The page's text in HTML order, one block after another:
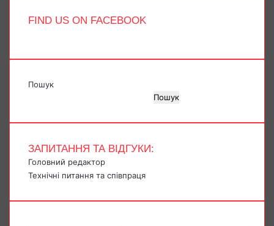
FIND US ON FACEBOOK
Пошук
Пошук
ЗАПИТАННЯ ТА ВІДГУКИ:
Головний редактор
Технічні питання та співпраця